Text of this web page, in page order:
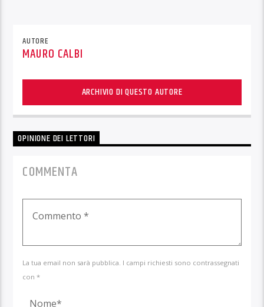
AUTORE
MAURO CALBI
ARCHIVIO DI QUESTO AUTORE
OPINIONE DEI LETTORI
COMMENTA
La tua email non sarà pubblica. I campi richiesti sono contrassegnati
con *